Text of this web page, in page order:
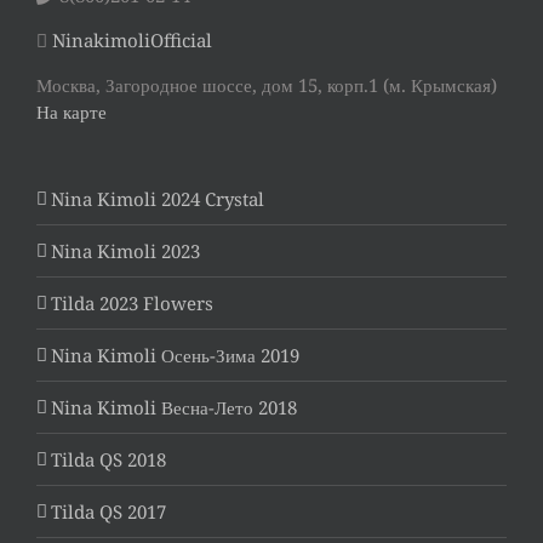
NinakimoliOfficial
Москва, Загородное шоссе, дом 15, корп.1 (м. Крымская)
На карте
Nina Kimoli 2024 Crystal
Nina Kimoli 2023
Tilda 2023 Flowers
Nina Kimoli Осень-Зима 2019
Nina Kimoli Весна-Лето 2018
Tilda QS 2018
Tilda QS 2017